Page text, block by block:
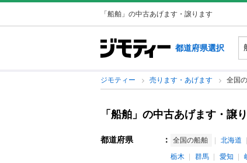
「船舶」の中古あげます・譲ります
都道府県選択
ジモティー 売ります・あげます 全国
「船舶」の中古あげます・譲
都道府県 ： 全国の船舶 北海道
栃木
群馬 愛知